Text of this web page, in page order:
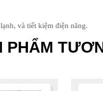
và tiết kiệm điện năng.
PHẨM